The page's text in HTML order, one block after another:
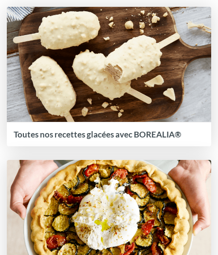
Toutes nos recettes glacées avec BOREALIA®